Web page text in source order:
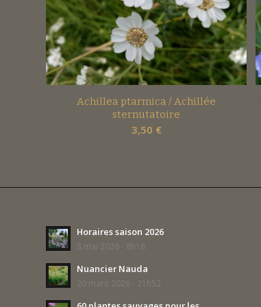
Achillea ptarmica / Achillée
sternutatoire
3,50 €
Horaires saison 2026
8 mai 2026 - 8h18
Nuancier Nauda
20 mars 2026 - 21h52